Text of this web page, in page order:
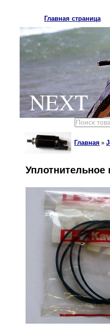
Главная страница
NEXT
Главная »
Уплотнительное